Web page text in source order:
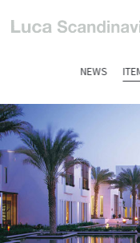
NEWS